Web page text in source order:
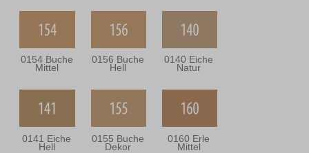
0154 Buche
Mittel
0156 Buche
Hell
0140 Eiche
Natur
0141 Eiche
Hell
0155 Buche
Dekor
0160 Erle
Mittel